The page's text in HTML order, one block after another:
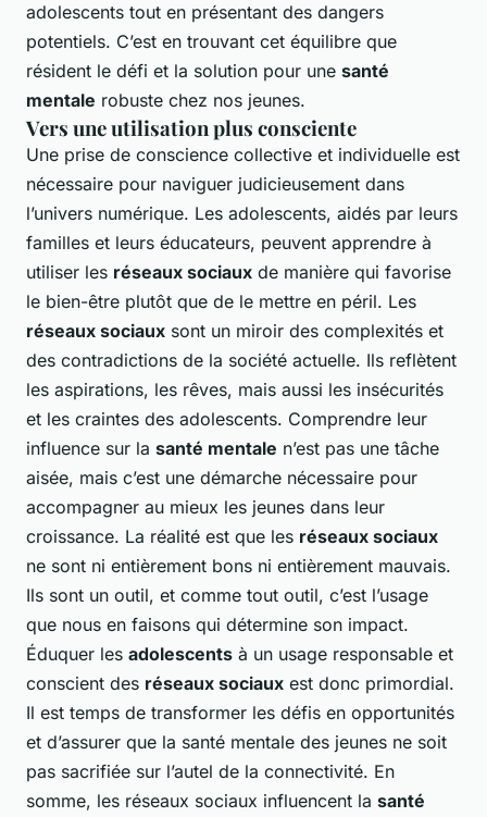
adolescents tout en présentant des dangers
potentiels. C’est en trouvant cet équilibre que
résident le défi et la solution pour une santé
mentale robuste chez nos jeunes.
Vers une utilisation plus consciente
Une prise de conscience collective et individuelle est
nécessaire pour naviguer judicieusement dans
l’univers numérique. Les adolescents, aidés par leurs
familles et leurs éducateurs, peuvent apprendre à
utiliser les réseaux sociaux de manière qui favorise
le bien-être plutôt que de le mettre en péril. Les
réseaux sociaux sont un miroir des complexités et
des contradictions de la société actuelle. Ils reflètent
les aspirations, les rêves, mais aussi les insécurités
et les craintes des adolescents. Comprendre leur
influence sur la santé mentale n’est pas une tâche
aisée, mais c’est une démarche nécessaire pour
accompagner au mieux les jeunes dans leur
croissance. La réalité est que les réseaux sociaux
ne sont ni entièrement bons ni entièrement mauvais.
Ils sont un outil, et comme tout outil, c’est l’usage
que nous en faisons qui détermine son impact.
Éduquer les adolescents à un usage responsable et
conscient des réseaux sociaux est donc primordial.
Il est temps de transformer les défis en opportunités
et d’assurer que la santé mentale des jeunes ne soit
pas sacrifiée sur l’autel de la connectivité. En
somme, les réseaux sociaux influencent la santé